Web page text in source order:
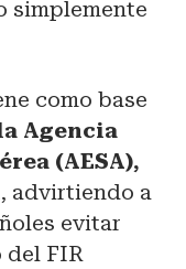
simplemente
como base
Agencia
(AESA),
, advirtiendo a
evitar
del FIR